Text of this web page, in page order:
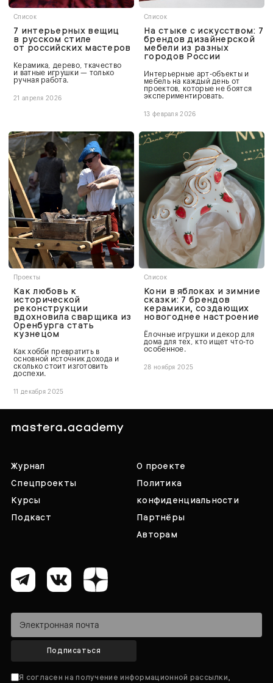
Список
7 интерьерных вещиц
в русском стиле
от российских мастеров
Керамика, дерево, ткачество
и ватные игрушки — только
ручная работа.
21 апреля 2026
Список
На стыке с искусством: 7
брендов дизайнерской
мебели из разных
городов России
Интерьерные арт-объекты и
мебель на каждый день от
проектов, которые не боятся
экспериментировать.
13 февраля 2026
Проекты
Как любовь к
исторической
реконструкции
вдохновила сварщика из
Оренбурга стать
кузнецом
Как хобби превратить в
основной источник дохода и
сколько стоит изготовить
доспехи.
11 декабря 2025
Список
Кони в яблоках и зимние
сказки: 7 брендов
керамики, создающих
новогоднее настроение
Ёлочные игрушки и декор для
дома для тех, кто ищет что-то
особенное.
28 ноября 2025
Журнал
Спецпроекты
Курсы
Подкаст
О проекте
Политика
конфиденциальности
Партнёры
Авторам
Подписаться
Я согласен на получение информационной рассылки,